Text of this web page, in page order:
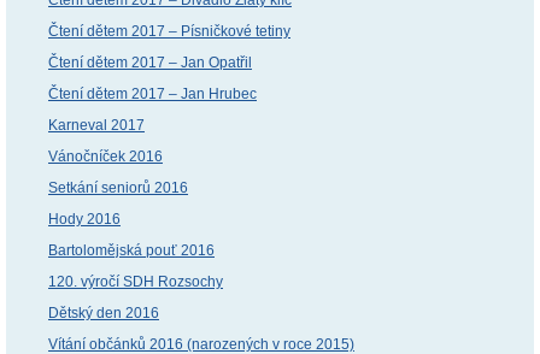
Čtení dětem 2017 – Písničkové tetiny
Čtení dětem 2017 – Jan Opatřil
Čtení dětem 2017 – Jan Hrubec
Karneval 2017
Vánočníček 2016
Setkání seniorů 2016
Hody 2016
Bartolomějská pouť 2016
120. výročí SDH Rozsochy
Dětský den 2016
Vítání občánků 2016 (narozených v roce 2015)